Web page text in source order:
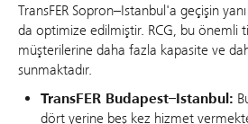
TransFER Sopron–Istanbul'a geçişin
da optimize edilmiştir. RCG, bu önemli
müşterilerine daha fazla kapasite ve
sunmaktadır.
TransFER Budapest–Istanbul:
dört yerine beş kez hizmet